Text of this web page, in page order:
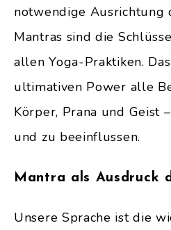
notwendige Ausrichtung
Mantras sind die
allen Yoga-Praktiken.
ultimativen Power alle
Körper, Prana und Geist
und zu beeinflussen.
Mantra als Ausdruck
Unsere Sprache ist die